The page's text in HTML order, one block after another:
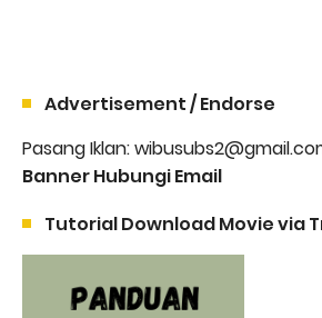
Advertisement / Endorse
Pasang Iklan:
Banner Hubungi Email
Tutorial Download Movie via